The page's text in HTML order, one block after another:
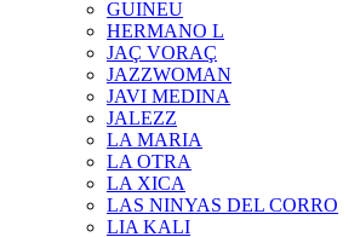
GUINEU
HERMANO L
JAÇ VORAÇ
JAZZWOMAN
JAVI MEDINA
JALEZZ
LA MARIA
LA OTRA
LA XICA
LAS NINYAS DEL CORRO
LIA KALI